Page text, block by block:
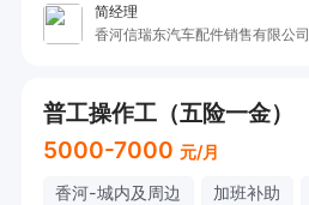
简经理
香河信瑞东汽车配件销售有限公司
普工操作工（五险一金）
5000-7000 元/月
香河-城内及周边 加班补助